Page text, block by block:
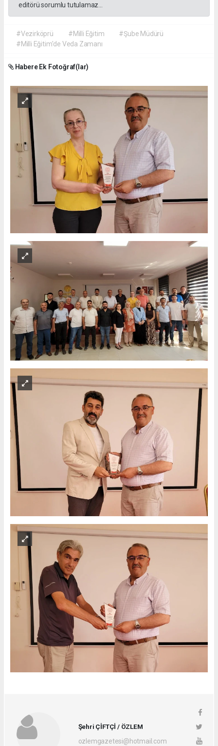
editörü sorumlu tutulamaz...
#Vezirköprü #Milli Eğitim
#Şube Müdürü
#Milli Eğitim'de Veda Zamanı
Habere Ek Fotoğraf(lar)
Şehri ÇİFTÇİ / ÖZLEM
ozlemgazetesi@hotmail.com